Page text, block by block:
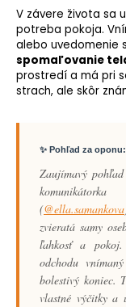
V závere života sa
potreba pokoja.
alebo uvedomenie
spomaľovanie
prostredí a má pri
strach, ale skôr
✨ Pohľad za
Zaujímavý
(@ella.samankova
zvieratá samy
ľahkosť a
odchodu
bolestivý koniec.
vlastné výčitky a